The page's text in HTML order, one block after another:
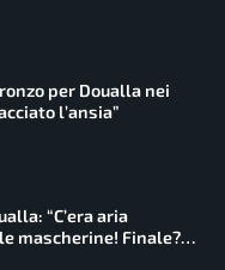
per Doualla nei
l’ansia”
“C’era aria
mascherine! Finale?